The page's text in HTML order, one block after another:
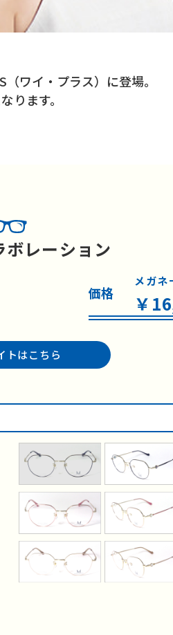
ワイ・プラス）に登場。
ります。
レーション
価格
メガネ
￥
トはこちら